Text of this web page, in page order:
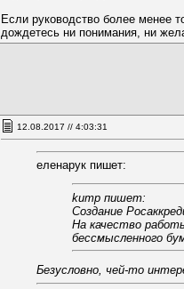
Если руководство более менее
дождетесь ни понимания, ни
12.08.2017 // 4:03:31
еленарук пишет:
kump пишет:
Создание
На качество
бессмысленного
Безусловно, чей-то